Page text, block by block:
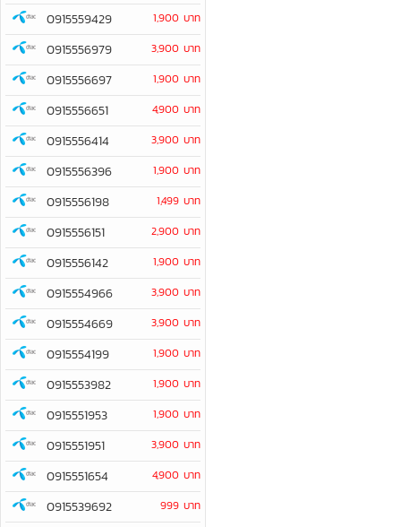
0915559429 1,900 บาท
0915556979 3,900 บาท
0915556697 1,900 บาท
0915556651 4,900 บาท
0915556414 3,900 บาท
0915556396 1,900 บาท
0915556198 1,499 บาท
0915556151 2,900 บาท
0915556142 1,900 บาท
0915554966 3,900 บาท
0915554669 3,900 บาท
0915554199 1,900 บาท
0915553982 1,900 บาท
0915551953 1,900 บาท
0915551951 3,900 บาท
0915551654 4,900 บาท
0915539692 999 บาท